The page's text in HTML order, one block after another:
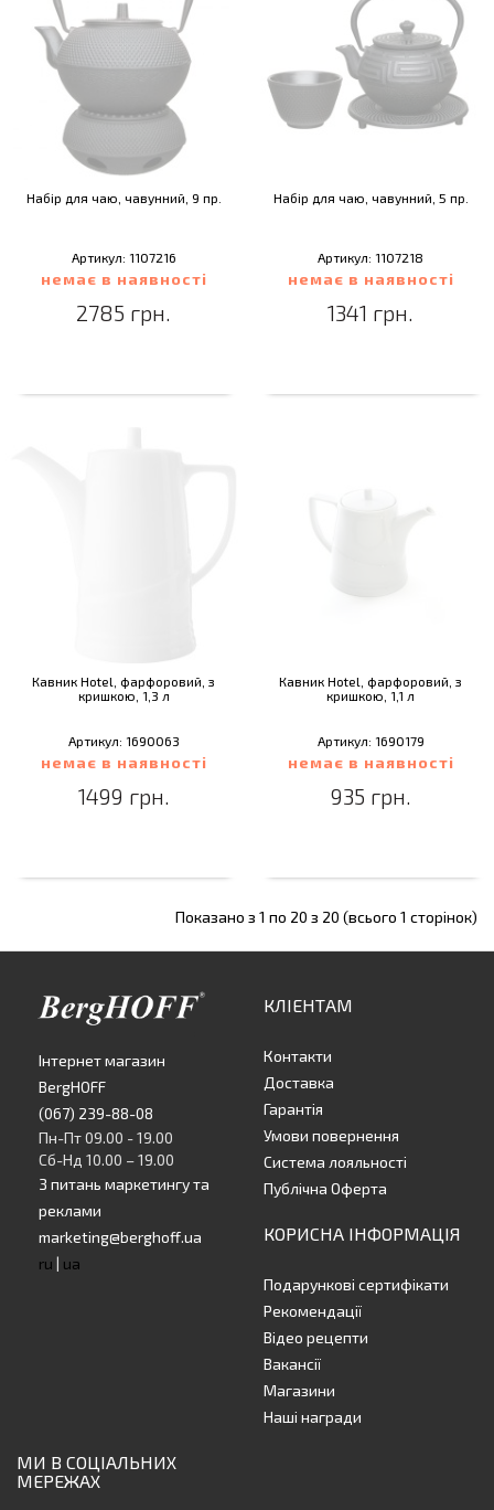
Набір для чаю, чавунний, 9 пр.
Артикул: 1107216
немає в наявності
2785 грн.
Набір для чаю, чавунний, 5 пр.
Артикул: 1107218
немає в наявності
1341 грн.
Кавник Hotel, фарфоровий, з
кришкою, 1,3 л
Артикул: 1690063
немає в наявності
1499 грн.
Кавник Hotel, фарфоровий, з
кришкою, 1,1 л
Артикул: 1690179
немає в наявності
935 грн.
Показано з 1 по 20 з 20 (всього 1 сторінок)
Інтернет магазин
BergHOFF
(067) 239-88-08
Пн-Пт 09.00 - 19.00
Сб-Нд 10.00 – 19.00
З питань маркетингу та
реклами
marketing@berghoff.ua
ru | ua
КЛІЕНТАМ
Контакти
Доставка
Гарантія
Умови повернення
Система лояльності
Публічна Оферта
КОРИСНА ІНФОРМАЦІЯ
Подарункові сертифікати
Рекомендації
Відео рецепти
Вакансії
Магазини
Наші награди
МИ В СОЦІАЛЬНИХ
МЕРЕЖАХ